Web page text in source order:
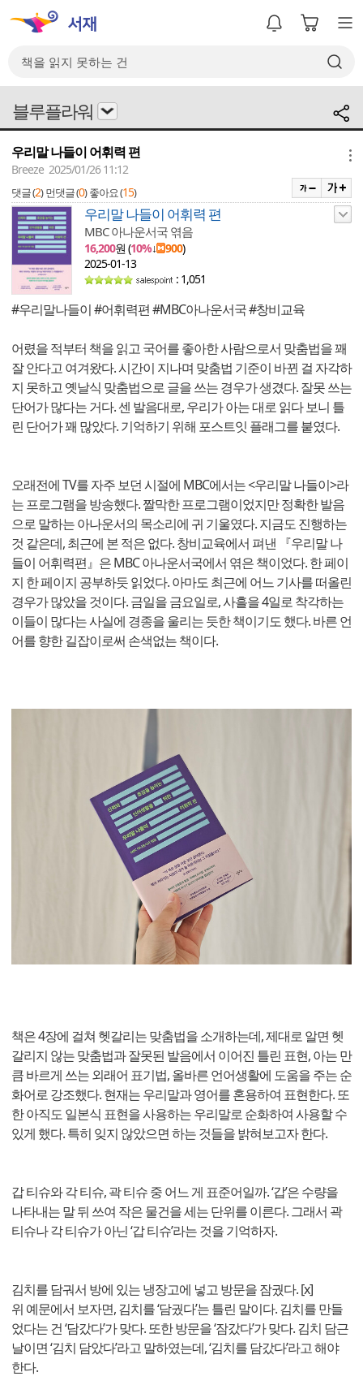
블루플라워
우리말 나들이 어휘력 편
Breeze 2025/01/26 11:12
댓글 (2) 먼댓글 (0) 좋아요 (15)
우리말 나들이 어휘력 편
MBC 아나운서국 엮음
16,200원 (10%↓ 900)
2025-01-13
: 1,051
#우리말나들이 #어휘력편 #MBC아나운서국 #창비교육
어렸을 적부터 책을 읽고 국어를 좋아한 사람으로서 맞춤법을 꽤
잘 안다고 여겨왔다. 시간이 지나며 맞춤법 기준이 바뀐 걸 자각하
지 못하고 옛날식 맞춤법으로 글을 쓰는 경우가 생겼다. 잘못 쓰는
단어가 많다는 거다. 센 발음대로, 우리가 아는 대로 읽다 보니 틀
린 단어가 꽤 많았다. 기억하기 위해 포스트잇 플래그를 붙였다.
오래전에 TV를 자주 보던 시절에 MBC에서는 <우리말 나들이>라
는 프로그램을 방송했다. 짤막한 프로그램이었지만 정확한 발음
으로 말하는 아나운서의 목소리에 귀 기울였다. 지금도 진행하는
것 같은데, 최근에 본 적은 없다. 창비교육에서 펴낸 『우리말 나
들이 어휘력편』은 MBC 아나운서국에서 엮은 책이었다. 한 페이
지 한 페이지 공부하듯 읽었다. 아마도 최근에 어느 기사를 떠올린
경우가 많았을 것이다. 금일을 금요일로, 사흘을 4일로 착각하는
이들이 많다는 사실에 경종을 울리는 듯한 책이기도 했다. 바른 언
어를 향한 길잡이로써 손색없는 책이다.
책은 4장에 걸쳐 헷갈리는 맞춤법을 소개하는데, 제대로 알면 헷
갈리지 않는 맞춤법과 잘못된 발음에서 이어진 틀린 표현, 아는 만
큼 바르게 쓰는 외래어 표기법, 올바른 언어생활에 도움을 주는 순
화어로 강조했다. 현재는 우리말과 영어를 혼용하여 표현한다. 또
한 아직도 일본식 표현을 사용하는 우리말로 순화하여 사용할 수
있게 했다. 특히 잊지 않았으면 하는 것들을 밝혀보고자 한다.
갑 티슈와 각 티슈, 곽 티슈 중 어느 게 표준어일까. ‘갑’은 수량을
나타내는 말 뒤 쓰여 작은 물건을 세는 단위를 이른다. 그래서 곽
티슈나 각 티슈가 아닌 ‘갑 티슈’라는 것을 기억하자.
김치를 담궈서 방에 있는 냉장고에 넣고 방문을 잠궜다. [x]
위 예문에서 보자면, 김치를 ‘담궜다’는 틀린 말이다. 김치를 만들
었다는 건 ‘담갔다’가 맞다. 또한 방문을 ‘잠갔다’가 맞다. 김치 담근
날이면 ‘김치 담았다’라고 말하였는데, ‘김치를 담갔다’라고 해야
한다.